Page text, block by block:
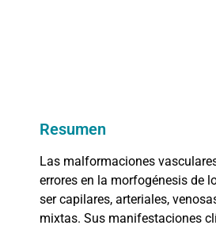
Resumen
Las malformaciones
errores en la morfogénesis de
ser capilares, arteriales,
mixtas. Sus manifestaciones